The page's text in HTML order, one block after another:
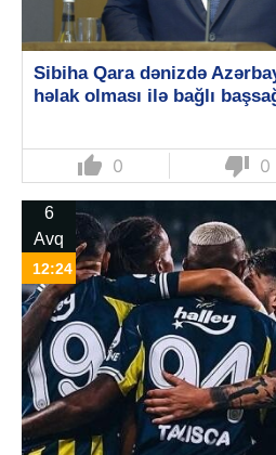
Sibiha Qara dənizdə
həlak olması ilə bağlı
thumb_up 0 thumb_down 0
6
Avq
12:24